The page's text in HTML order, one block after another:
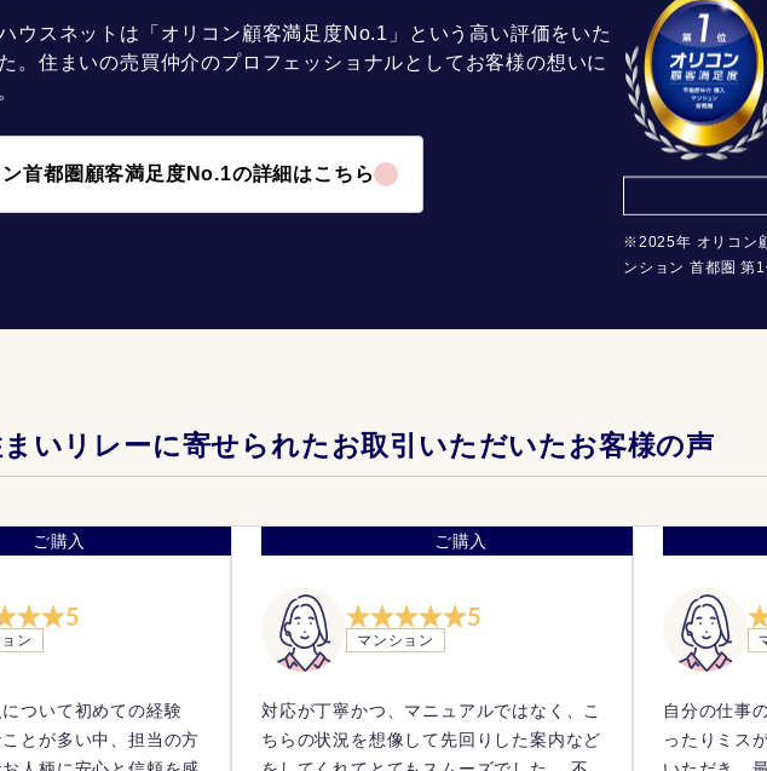
ウスネットは「オリコン顧客満足度No.1」という高い評価をいた
。住まいの売買仲介のプロフェッショナルとしてお客様の想いに
首都圏顧客満足度No.1の詳細はこちら
※2025年 オリコン
ンション 首都圏 第1
いリレーに寄せられたお取引いただいたお客様の声
ご購入
5
ン
ついて初めての経験
とが多い中、担当の方
ご購入
5
マンション
対応が丁寧かつ、マニュアルではなく、こ
ちらの状況を想像して先回りした案内など
自分の仕事
ったりミス